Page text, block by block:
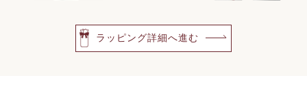
ラッピング詳細へ進む